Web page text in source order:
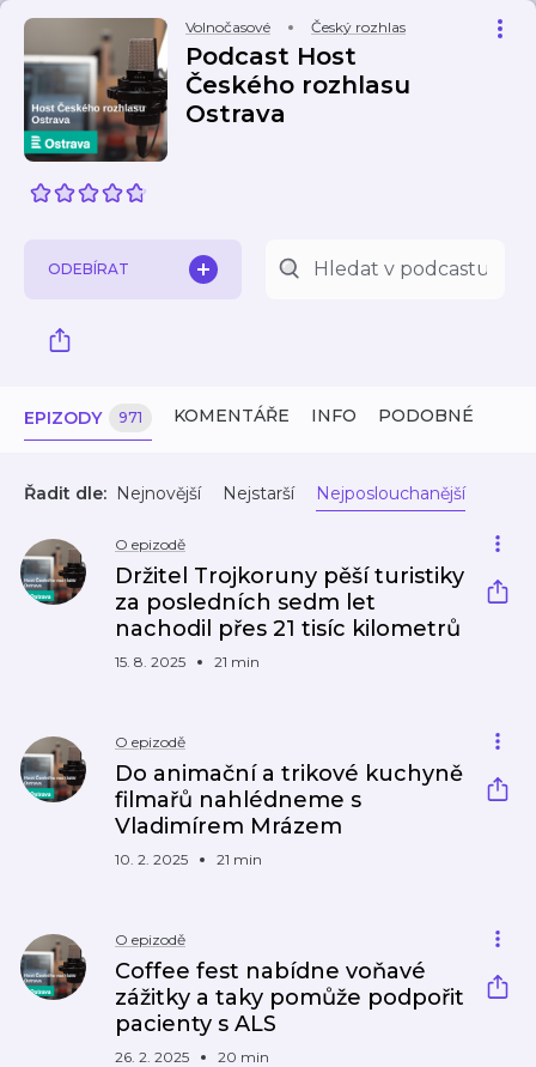
Volnočasové Český rozhlas
Podcast Host
Českého rozhlasu
Ostrava
ODEBÍRAT
EPIZODY 971 KOMENTÁŘE INFO PODOBNÉ
Řadit dle: Nejnovější Nejstarší Nejposlouchanější
O epizodě
Držitel Trojkoruny pěší turistiky
za posledních sedm let
nachodil přes 21 tisíc kilometrů
15. 8. 2025 21 min
O epizodě
Do animační a trikové kuchyně
filmařů nahlédneme s
Vladimírem Mrázem
10. 2. 2025 21 min
O epizodě
Coffee fest nabídne voňavé
zážitky a taky pomůže podpořit
pacienty s ALS
26. 2. 2025 20 min